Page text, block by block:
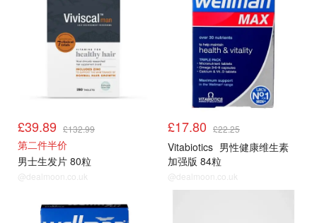
£39.89 £132.99
第二件半价
男士生发片 80粒
@dealmoon.co.uk
£17.80 £22.25
Vitabiotics 男性健康维生素
加强版 84粒
@dealmoon.co.uk
男士保健品